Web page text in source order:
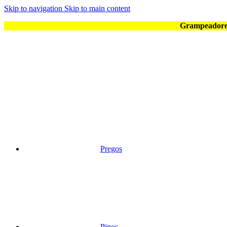
Skip to navigation Skip to main content
Pregos